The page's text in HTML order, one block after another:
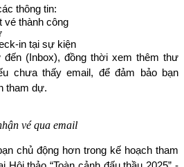
thông tin:
vé thành công
in tại sự kiện
(Inbox), đồng thời xem thêm thư
chưa thấy email, để đảm bảo bạn
tham dự.
vé qua email
chủ động hơn trong kế hoạch tham